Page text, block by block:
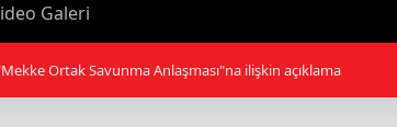
Galeri
anlaşma yapmak istediğini savundu